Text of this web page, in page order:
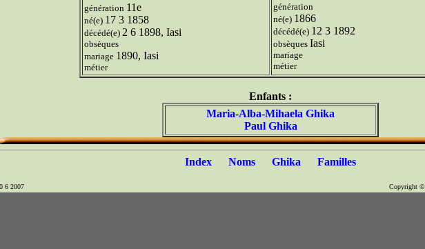
génération 11e
né(e) 17 3 1858
décédé(e) 2 6 1898, Iasi
obsèques
mariage 1890, Iasi
métier
génération
né(e) 1866
décédé(e) 12 3 1892
obsèques Iasi
mariage
métier
Enfants :
Maria-Alba-Mihaela Ghika
Paul Ghika
Index Noms Ghika Familles
6 2007 Copyright